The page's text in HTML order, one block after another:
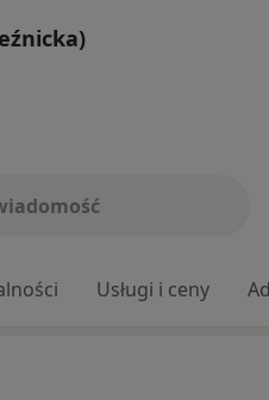
Usługi i ceny